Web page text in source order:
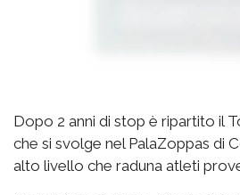
Dopo 2 anni di stop è ripartito il
che si svolge nel PalaZoppas di
alto livello che raduna atleti